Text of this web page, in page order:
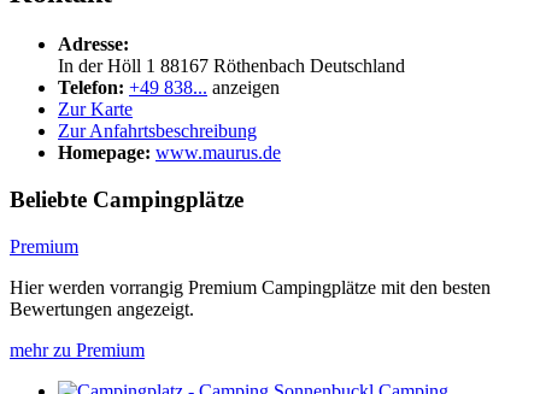
Adresse:
In der Höll 1 88167 Röthenbach Deutschland
Telefon: +49 838... anzeigen
Zur Karte
Zur Anfahrtsbeschreibung
Homepage: www.maurus.de
Beliebte Campingplätze
Premium
Hier werden vorrangig Premium Campingplätze mit den besten
Bewertungen angezeigt.
mehr zu Premium